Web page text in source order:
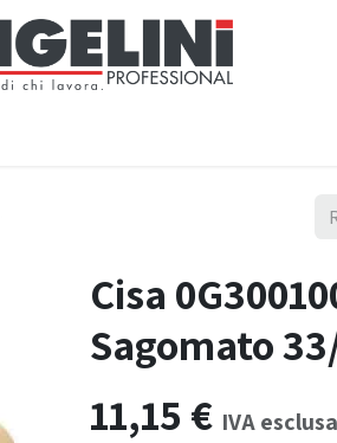
Cisa
Sagomato
11,15 € IVA esclusa